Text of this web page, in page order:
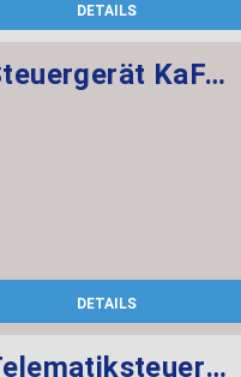
DETAILS
Steuergerät KaFAS
DETAILS
Telematiksteuergerät